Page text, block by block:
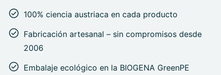
100% ciencia austriaca en cada producto
Fabricación artesanal – sin compromisos desde
2006
Embalaje ecológico en la BIOGENA GreenPE